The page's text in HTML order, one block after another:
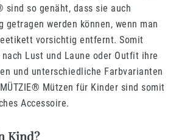
sind so genäht, dass sie auch
werden können, wenn man
vorsichtig entfernt. Somit
Lust und Laune oder Outfit ihre
und unterschiedliche Farbvarianten
Mützen für Kinder sind somit
Accessoire.
Kind?